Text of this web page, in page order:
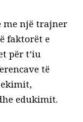
me një trajner
faktorët e
për t’iu
të
edukimit.